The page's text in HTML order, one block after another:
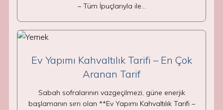
– Tüm İpuçlarıyla ile…
Ev Yapımı Kahvaltılık Tarifi – En Çok
Aranan Tarif
Sabah sofralarının vazgeçilmezi, güne enerjik
başlamanın sırrı olan **Ev Yapımı Kahvaltılık Tarifi –